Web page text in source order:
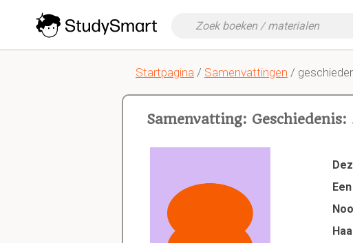
Startpagina / Samenvattingen /
Samenvatting: